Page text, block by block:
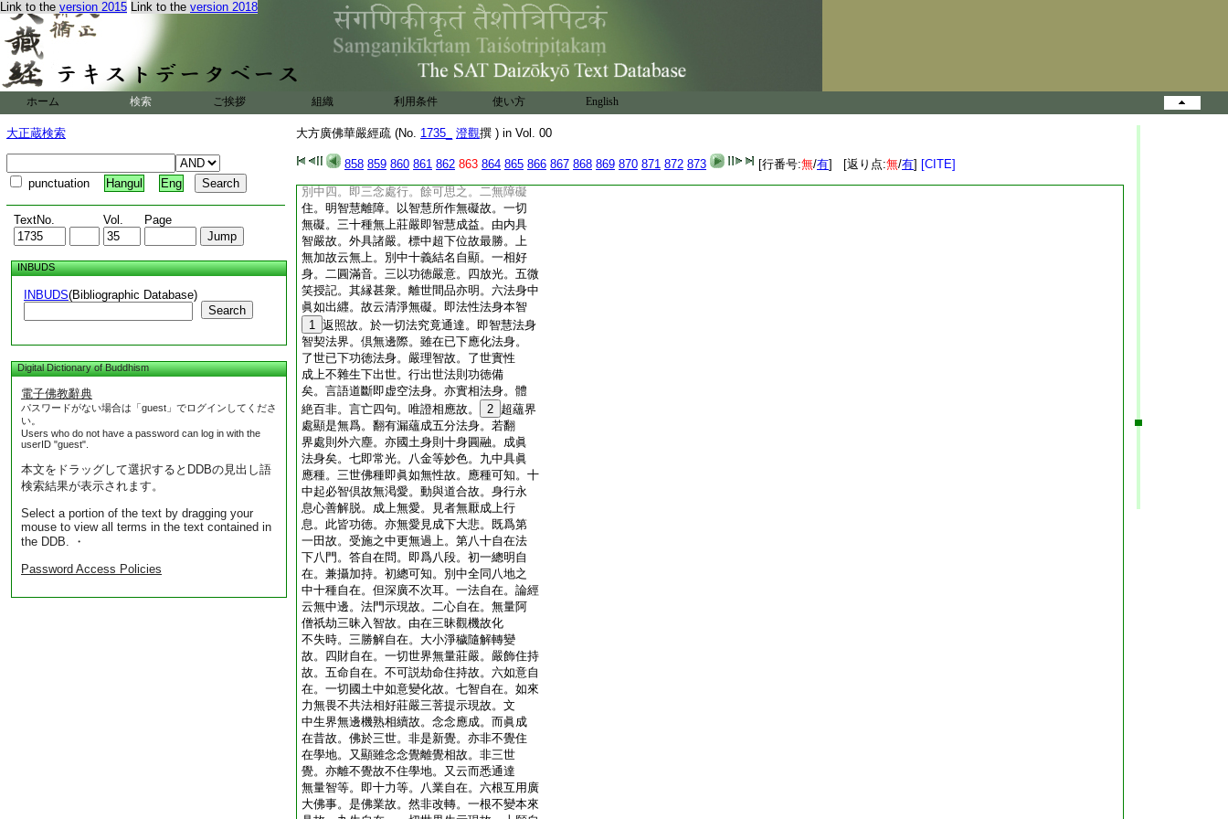
Link to the version 2015 Link to the version 2018
ホーム 検索 ご挨拶 組織 利用条件 使い方 English
大正蔵検索
punctuation Hangul Eng
TextNo. Vol. Page
INBUDS
INBUDS(Bibliographic Database)
Search
Digital Dictionary of Buddhism
電子佛教辭典
パスワードがない場合は「guest」でログインしてくださ
い。
Users who do not have a password can log in with the
userID "guest".
本文をドラッグして選択するとDDBの見出し語
検索結果が表示されます。
Select a portion of the text by dragging your
mouse to view all terms in the text contained in
the DDB. ・
Password Access Policies
大方廣佛華嚴經疏 (No. 1735_ 澄觀撰 ) in Vol. 00
858 859 860 861 862 863 864 865 866 867 868 869 870 871 872 873 [行番号:無/有] [返り点:無/有] [CITE]
別廣智身可知。五十種常法者。明身中意
業恒常。用無斷故。第六演説無量下二門。
答音聲問。此門明以音聲辯説。兼答普光
辯問。後門十種作佛事。明種種説法。謂六塵
四大擧動施爲。皆能顯法。成益無非佛事。
非獨音聲如淨名説。別中初身。二音。三四
皆智受。爲成彼檀故。不受令彼倣佛行少
欲故。又以無所受受諸受故。餘可知。第
七最勝法下三門。答智慧問。初此一門總明
權實因果之智。兼答普光最勝之問。智慧
別中四。即三念處行。餘可思之。二無障礙
住。明智慧離障。以智慧所作無礙故。一切
無礙。三十種無上莊嚴即智慧成益。由内具
智嚴故。外具諸嚴。標中超下位故最勝。上
無加故云無上。別中十義結名自顯。一相好
身。二圓滿音。三以功徳嚴意。四放光。五微
笑授記。其縁甚衆。離世間品亦明。六法身中
眞如出纒。故云清淨無礙。即法性法身本智
1 返照故。於一切法究竟通達。即智慧法身
智契法界。倶無邊際。雖在已下應化法身。
了世已下功徳法身。嚴理智故。了世實性
成上不雜生下出世。行出世法則功徳備
矣。言語道斷即虚空法身。亦實相法身。體
絶百非。言亡四句。唯證相應故。
2 超蘊界
處顯是無爲。翻有漏蘊成五分法身。若翻
界處則外六塵。亦國土身則十身圓融。成眞
法身矣。七即常光。八金等妙色。九中具眞
應種。三世佛種即眞如無性故。應種可知。十
中起必智倶故無渇愛。動與道合故。身行永
息心善解脱。成上無愛。見者無厭成上行
息。此皆功徳。亦無愛見成下大悲。既爲第
一田故。受施之中更無過上。第八十自在法
下八門。答自在問。即爲八段。初一總明自
在。兼攝加持。初總可知。別中全同八地之
中十種自在。但深廣不次耳。一法自在。論經
云無中邊。法門示現故。二心自在。無量阿
僧祇劫三昧入智故。由在三昧觀機故化
不失時。三勝解自在。大小淨穢隨解轉變
故。四財自在。一切世界無量莊嚴。嚴飾住持
故。五命自在。不可説劫命住持故。六如意自
在。一切國土中如意變化故。七智自在。如來
力無畏不共法相好莊嚴三菩提示現故。文
中生界無邊機熟相續故。念念應成。而眞成
在昔故。佛於三世。非是新覺。亦非不覺住
在學地。又顯雖念念覺離覺相故。非三世
覺。亦離不覺故不住學地。又云而悉通達
無量智等。即十力等。八業自在。六根互用廣
大佛事。是佛業故。然非改轉。一根不變本來